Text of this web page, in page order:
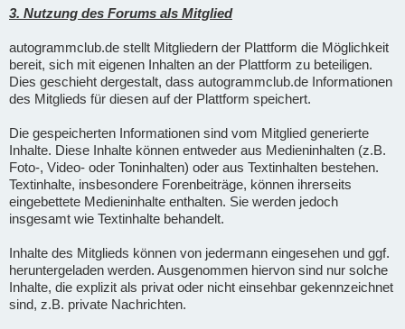
3. Nutzung des Forums als Mitglied
autogrammclub.de stellt Mitgliedern der Plattform die Möglichkeit
bereit, sich mit eigenen Inhalten an der Plattform zu beteiligen.
Dies geschieht dergestalt, dass autogrammclub.de Informationen
des Mitglieds für diesen auf der Plattform speichert.
Die gespeicherten Informationen sind vom Mitglied generierte
Inhalte. Diese Inhalte können entweder aus Medieninhalten (z.B.
Foto-, Video- oder Toninhalten) oder aus Textinhalten bestehen.
Textinhalte, insbesondere Forenbeiträge, können ihrerseits
eingebettete Medieninhalte enthalten. Sie werden jedoch
insgesamt wie Textinhalte behandelt.
Inhalte des Mitglieds können von jedermann eingesehen und ggf.
heruntergeladen werden. Ausgenommen hiervon sind nur solche
Inhalte, die explizit als privat oder nicht einsehbar gekennzeichnet
sind, z.B. private Nachrichten.